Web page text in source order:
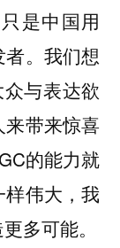
是中国用
。我们想
与表达欲
带来惊喜
的能力就
伟大，我
多可能。